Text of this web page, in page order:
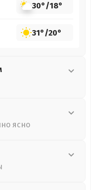
30°/18°
31°/20°
ясно